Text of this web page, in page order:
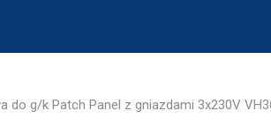
do g/k Patch Panel z gniazdami 3x230V